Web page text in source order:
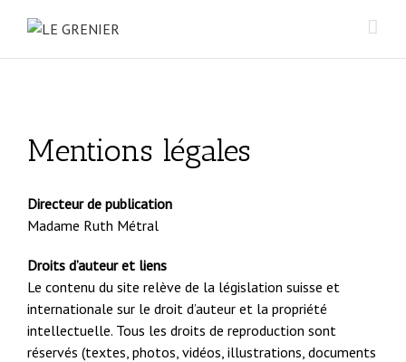
Mentions légales
Directeur de publication
Madame Ruth Métral
Droits d’auteur et liens
Le contenu du site relève de la législation suisse et
internationale sur le droit d’auteur et la propriété
intellectuelle. Tous les droits de reproduction sont
réservés (textes, photos, vidéos, illustrations, documents